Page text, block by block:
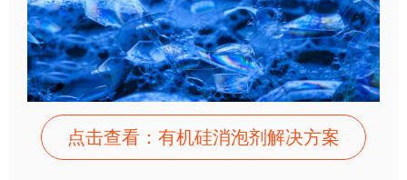
点击查看：有机硅消泡剂解决方案